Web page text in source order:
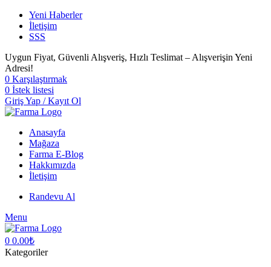
Yeni Haberler
İletişim
SSS
Uygun Fiyat, Güvenli Alışveriş, Hızlı Teslimat – Alışverişin Yeni
Adresi!
0 Karşılaştırmak
0 İstek listesi
Giriş Yap / Kayıt Ol
Anasayfa
Mağaza
Farma E-Blog
Hakkımızda
İletişim
Randevu Al
Menu
0 0.00₺
Kategoriler